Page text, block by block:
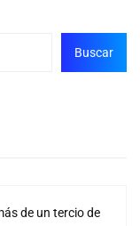
Buscar
de un tercio de